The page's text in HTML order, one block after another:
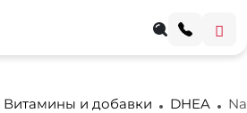
Витамины и добавки DHEA